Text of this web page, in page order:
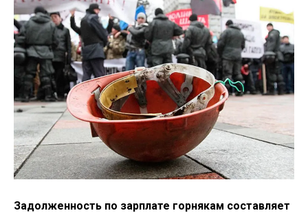
Задолженность по зарплате горнякам составляет